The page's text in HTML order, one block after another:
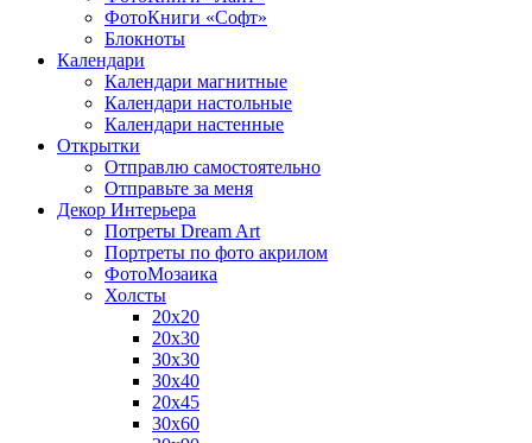
ФотоКниги «Софт»
Блокноты
Календари
Календари магнитные
Календари настольные
Календари настенные
Открытки
Отправлю самостоятельно
Отправьте за меня
Декор Интерьера
Потреты Dream Art
Портреты по фото акрилом
ФотоМозаика
Холсты
20х20
20х30
30х30
30х40
20х45
30х60